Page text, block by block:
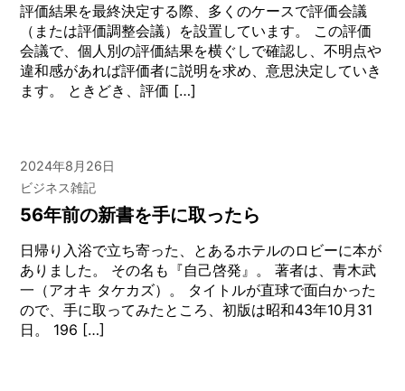
評価結果を最終決定する際、多くのケースで評価会議
（または評価調整会議）を設置しています。 この評価
会議で、個人別の評価結果を横ぐしで確認し、不明点や
違和感があれば評価者に説明を求め、意思決定していき
ます。 ときどき、評価 […]
2024年8月26日
ビジネス雑記
56年前の新書を手に取ったら
日帰り入浴で立ち寄った、とあるホテルのロビーに本が
ありました。 その名も『自己啓発』。 著者は、青木武
一（アオキ タケカズ）。 タイトルが直球で面白かった
ので、手に取ってみたところ、初版は昭和43年10月31
日。 196 […]